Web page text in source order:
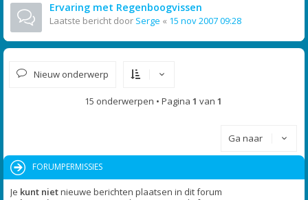
Ervaring met Regenboogvissen
Laatste bericht door Serge « 15 nov 2007 09:28
Nieuw onderwerp
15 onderwerpen • Pagina 1 van 1
Ga naar
FORUMPERMISSIES
Je kunt nietnieuwe berichten plaatsen in dit forum